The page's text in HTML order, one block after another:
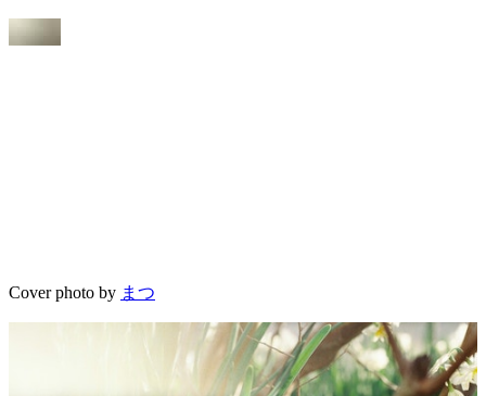
Cover photo by まつ